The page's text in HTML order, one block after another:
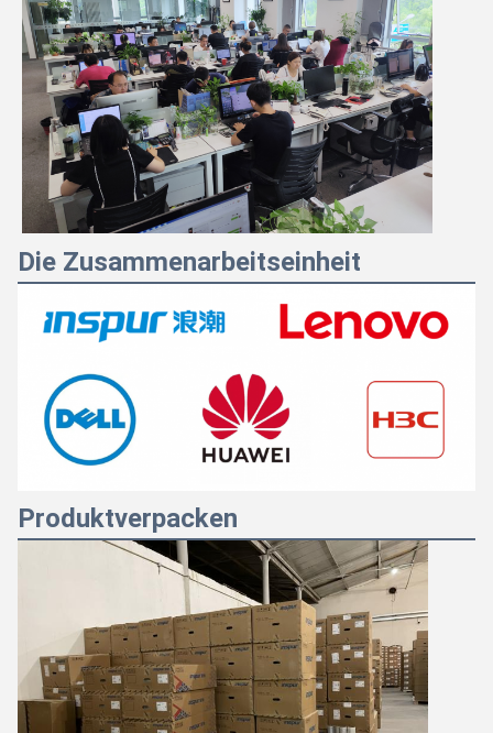
Die Zusammenarbeitseinheit
Produktverpacken